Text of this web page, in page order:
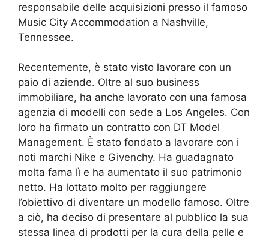
responsabile delle acquisizioni presso il famoso
Music City Accommodation a Nashville,
Tennessee.
Recentemente, è stato visto lavorare con un
paio di aziende. Oltre al suo business
immobiliare, ha anche lavorato con una famosa
agenzia di modelli con sede a Los Angeles. Con
loro ha firmato un contratto con DT Model
Management. È stato fondato a lavorare con i
noti marchi Nike e Givenchy. Ha guadagnato
molta fama lì e ha aumentato il suo patrimonio
netto. Ha lottato molto per raggiungere
l’obiettivo di diventare un modello famoso. Oltre
a ciò, ha deciso di presentare al pubblico la sua
stessa linea di prodotti per la cura della pelle e